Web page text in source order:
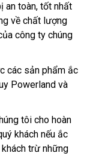
an toàn, tốt nhất
về chất lượng
công ty chúng
các sản phẩm ắc
Powerland và
tôi cho hoàn
khách nếu ắc
trừ những